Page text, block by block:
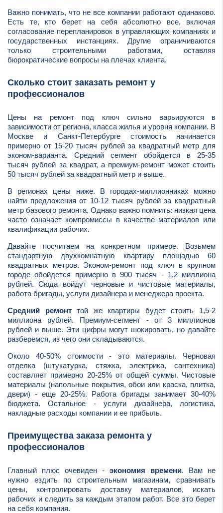
Важно понимать, что не все компании работают одинаково.
Есть те, кто берет на себя абсолютно все, включая
согласование перепланировок в управляющих компаниях и
государственных инстанциях. Другие ограничиваются
только строительными работами, оставляя
бюрократические вопросы на плечах клиента.
Сколько стоит заказать ремонт у
профессионалов
Цены на ремонт под ключ сильно варьируются в
зависимости от региона, класса жилья и уровня компании. В
Москве и Санкт-Петербурге стоимость начинается
примерно от 15-20 тысяч рублей за квадратный метр для
эконом-варианта. Средний сегмент обойдется в 25-35
тысяч рублей за квадрат, а премиум-ремонт может стоить
50 тысяч рублей за квадратный метр и выше.
В регионах цены ниже. В городах-миллионниках можно
найти предложения от 10-12 тысяч рублей за квадратный
метр базового ремонта. Однако важно помнить: низкая цена
часто означает компромиссы в качестве материалов или
квалификации рабочих.
Давайте посчитаем на конкретном примере. Возьмем
стандартную двухкомнатную квартиру площадью 60
квадратных метров. Эконом-ремонт под ключ в крупном
городе обойдется примерно в 900 тысяч - 1,2 миллиона
рублей. Сюда войдут черновые и чистовые материалы,
работа бригады, услуги дизайнера и менеджера проекта.
Средний ремонттой же квартиры будет стоить 1,5-2
миллиона рублей. Премиум-сегмент - от 3 миллионов
рублей и выше. Эти цифры могут шокировать, но давайте
разберемся, из чего они складываются.
Около 40-50% стоимости - это материалы. Черновая
отделка (штукатурка, стяжка, электрика, сантехника)
составляет примерно 20-25% от общей суммы. Чистовые
материалы (напольные покрытия, обои или краска, плитка,
двери) - еще 20-25%. Работа бригады занимает 30-40%
бюджета. Остальное - услуги дизайнера, логистика,
накладные расходы компании и ее прибыль.
Преимущества заказа ремонта у
профессионалов
Главный плюс очевиден - экономия времени. Вам не
нужно ездить по строительным магазинам, сравнивать
цены, контролировать доставку материалов, искать
рабочих и следить за каждым этапом работ. Все это берет
на себя компания.